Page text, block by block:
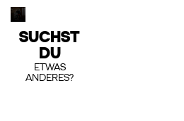
SUCHST
DU
ETWAS
ANDERES?